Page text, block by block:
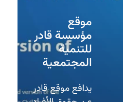
موقع
مؤسسة قادر
للتنمية
المجتمعية
يدافع موقع قادر